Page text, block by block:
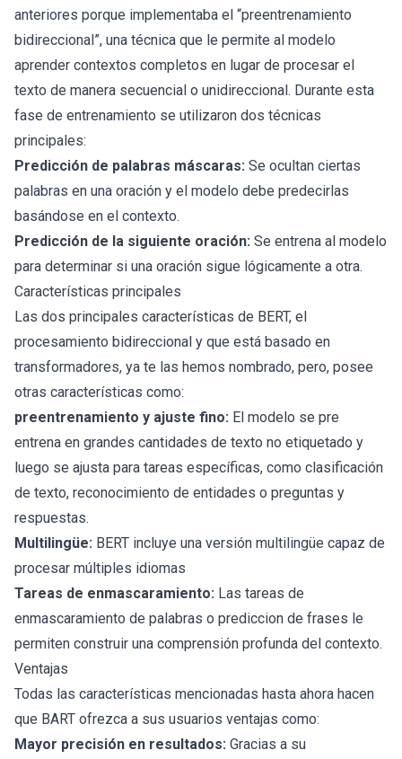
anteriores porque implementaba el “preentrenamiento
bidireccional”, una técnica que le permite al modelo
aprender contextos completos en lugar de procesar el
texto de manera secuencial o unidireccional. Durante esta
fase de entrenamiento se utilizaron dos técnicas
principales:
Predicción de palabras máscaras: Se ocultan ciertas
palabras en una oración y el modelo debe predecirlas
basándose en el contexto.
Predicción de la siguiente oración: Se entrena al modelo
para determinar si una oración sigue lógicamente a otra.
Características principales
Las dos principales características de BERT, el
procesamiento bidireccional y que está basado en
transformadores, ya te las hemos nombrado, pero, posee
otras características como:
preentrenamiento y ajuste fino: El modelo se pre
entrena en grandes cantidades de texto no etiquetado y
luego se ajusta para tareas específicas, como clasificación
de texto, reconocimiento de entidades o preguntas y
respuestas.
Multilingüe: BERT incluye una versión multilingüe capaz de
procesar múltiples idiomas
Tareas de enmascaramiento: Las tareas de
enmascaramiento de palabras o prediccion de frases le
permiten construir una comprensión profunda del contexto.
Ventajas
Todas las características mencionadas hasta ahora hacen
que BART ofrezca a sus usuarios ventajas como:
Mayor precisión en resultados: Gracias a su